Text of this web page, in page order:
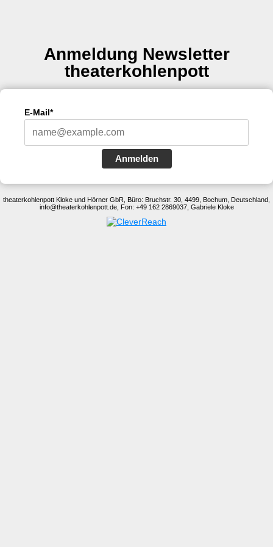
Anmeldung Newsletter
theaterkohlenpott
E-Mail*
Anmelden
theaterkohlenpott Kloke und Hörner GbR, Büro: Bruchstr. 30, 4499, Bochum, Deutschland,
info@theaterkohlenpott.de, Fon: +49 162 2869037, Gabriele Kloke